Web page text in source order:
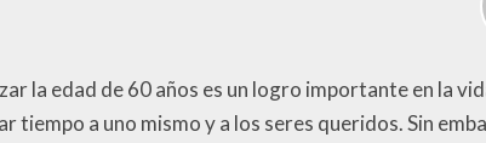
la edad de 60 años es un logro importante en la
tiempo a uno mismo y a los seres queridos. Sin